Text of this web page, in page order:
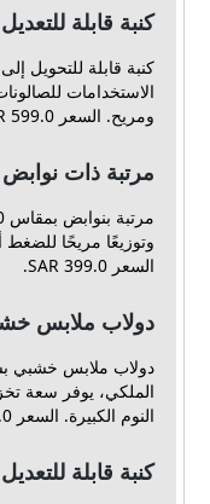
كنبة قابلة
كنبة قابلة للتحويل
الاستخدامات
ومريح. السعر 599.0 SAR.
مرتبة ذات نوابض 90×190 سم
وتوزيعًا مريحًا للضغط
السعر 399.0 SAR.
دولاب ملابس خشب 6 باب بمرآة
دولاب ملابس خشبي
الملكي، يوفر سعة
النوم الكبيرة. السعر 1499.0 SAR.
كنبة قابلة